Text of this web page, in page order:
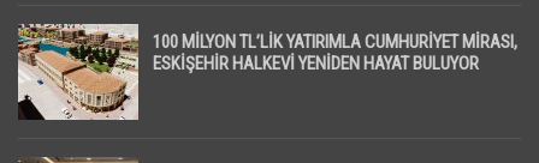
100 MİLYON TL’LİK YATIRIMLA CUMHURİYET MİRASI,
ESKİŞEHİR HALKEVİ YENİDEN HAYAT BULUYOR